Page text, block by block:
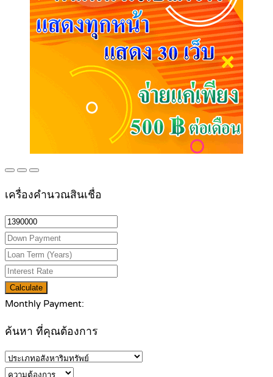
เครื่องคำนวณสินเชื่อ
Calculate
Monthly Payment:
ค้นหา ที่คุณต้องการ